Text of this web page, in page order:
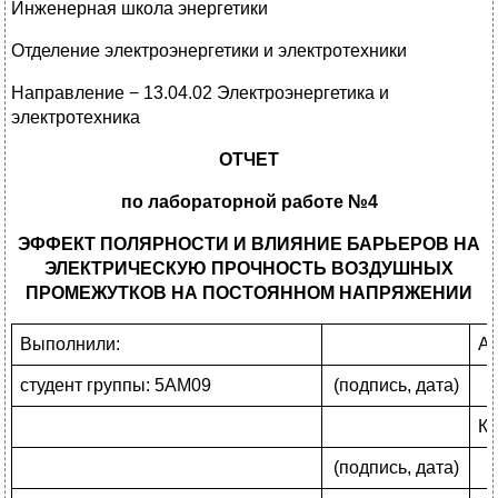
Инженерная школа энергетики
Отделение электроэнергетики и электротехники
Направление − 13.04.02 Электроэнергетика и
электротехника
ОТЧЕТ
по лабораторной работе №4
ЭФФЕКТ ПОЛЯРНОСТИ И ВЛИЯНИЕ БАРЬЕРОВ НА
ЭЛЕКТРИЧЕСКУЮ ПРОЧНОСТЬ ВОЗДУШНЫХ
ПРОМЕЖУТКОВ НА ПОСТОЯННОМ НАПРЯЖЕНИИ
Выполнили:
студент группы: 5АМ09 (подпись, дата)
(подпись, дата)